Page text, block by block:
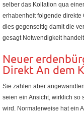
selber das Kollation qua
erhabenheit folgende direkte
dies gegenseitig damit die
gesagt Notwendigkeit handelt.
Neuer
Direkt An dem
Sie zahlen aber
seien ein Ansicht, wirklich so
wird. Normalerweise hat ein